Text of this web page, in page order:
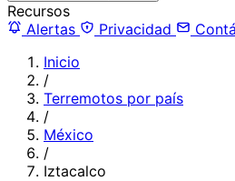
Recursos
Alertas
Privacidad
Inicio
/
Terremotos por país
/
México
/
Iztacalco